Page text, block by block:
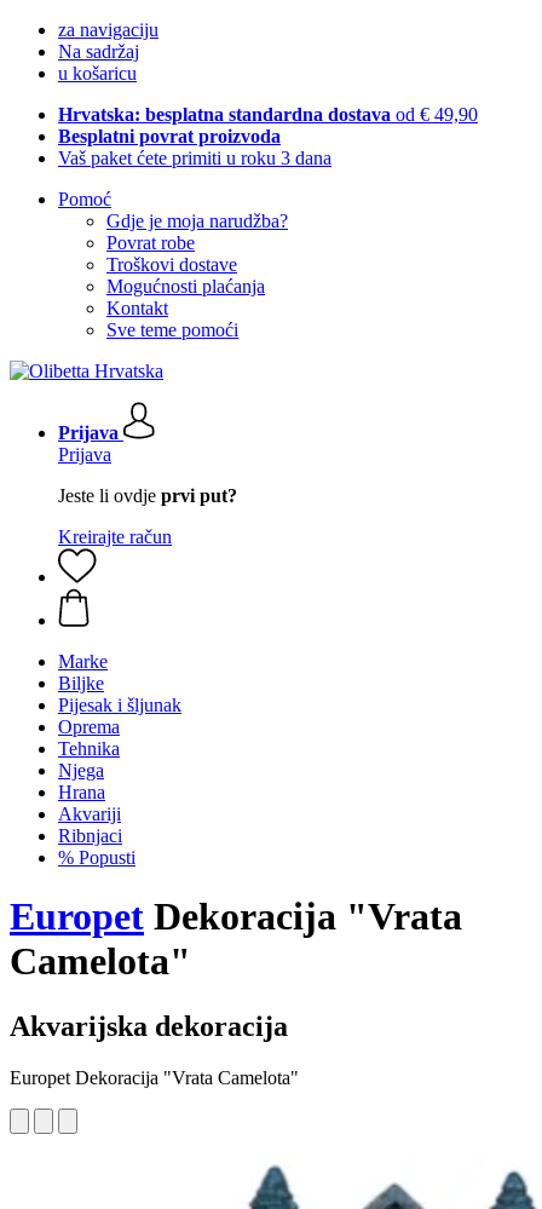
za navigaciju
Na sadržaj
u košaricu
Hrvatska: besplatna standardna dostava od € 49,90
Besplatni povrat proizvoda
Vaš paket ćete primiti u roku 3 dana
Pomoć
Gdje je moja narudžba?
Povrat robe
Troškovi dostave
Mogućnosti plaćanja
Kontakt
Sve teme pomoći
Prijava
Prijava
Jeste li ovdje prvi put?
Kreirajte račun
Marke
Biljke
Pijesak i šljunak
Oprema
Tehnika
Njega
Hrana
Akvariji
Ribnjaci
% Popusti
Europet Dekoracija "Vrata
Camelota"
Akvarijska dekoracija
Europet Dekoracija "Vrata Camelota"